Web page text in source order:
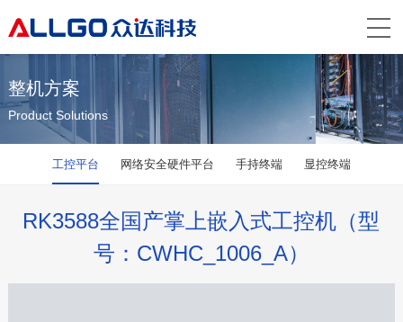
整机方案
Product Solutions
工控平台 网络安全硬件平台 手持终端 显控终端
RK3588全国产掌上嵌入式工控机（型
号：CWHC_1006_A）